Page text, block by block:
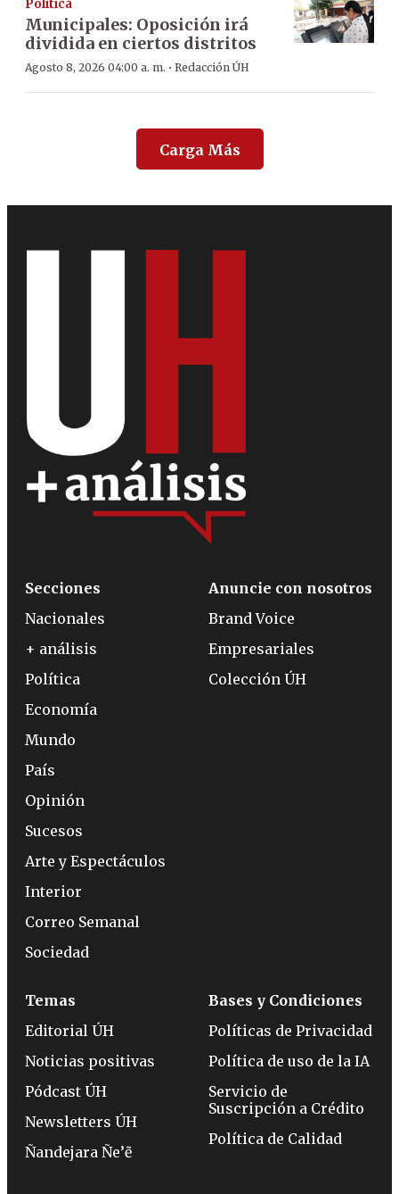
Política
Municipales: Oposición irá
dividida en ciertos distritos
Agosto 8, 2026 04:00 a. m. · Redacción ÚH
Carga Más
Secciones
Nacionales
+ análisis
Política
Economía
Mundo
País
Opinión
Sucesos
Arte y Espectáculos
Interior
Correo Semanal
Sociedad
Anuncie con nosotros
Brand Voice
Empresariales
Colección ÚH
Temas
Editorial ÚH
Noticias positivas
Pódcast ÚH
Newsletters ÚH
Ñandejara Ñe’ẽ
Bases y Condiciones
Políticas de Privacidad
Política de uso de la IA
Servicio de
Suscripción a Crédito
Política de Calidad